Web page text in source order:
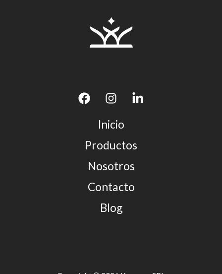
Inicio
Productos
Nosotros
Contacto
Blog